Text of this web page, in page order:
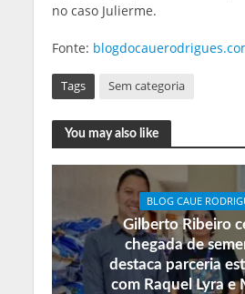
no caso Julierme.
Fonte:
Tags Sem categoria
You may also like
BLOG CAUE
Gilberto Ribeiro
chegada de
destaca parceria
com Raquel Lyra e